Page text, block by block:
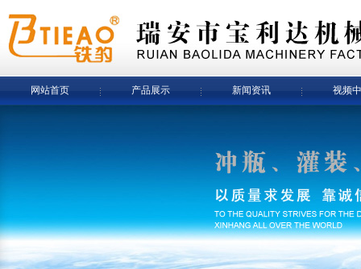
网站首页 产品展示 新闻资讯 视频